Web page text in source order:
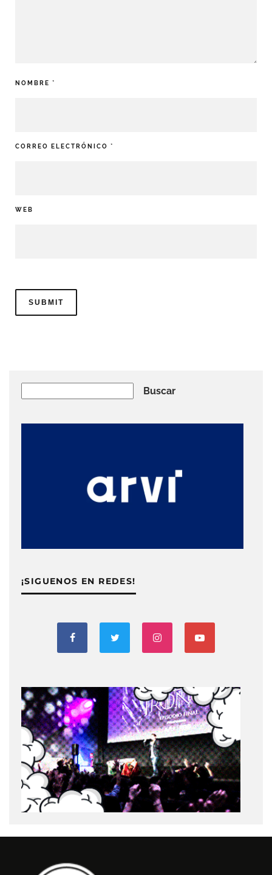
NOMBRE *
CORREO ELECTRÓNICO *
WEB
Buscar
¡SIGUENOS EN REDES!